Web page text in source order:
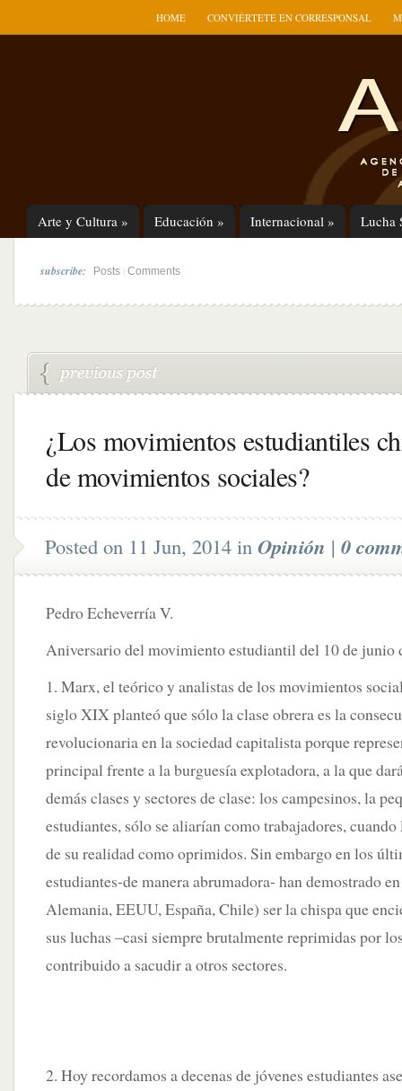
HOME CONVIÉRTETE EN CORRESPONSAL
Arte y Cultura » Educación » Internacional » Lucha
subscribe: Posts Comments
¿Los movimientos estudiantiles
de movimientos sociales?
Posted on 11 Jun, 2014 in Opinión | 0
Pedro Echeverría V.
Aniversario del movimiento estudiantil del 10 de junio
1. Marx, el teórico y analistas de los movimientos
siglo XIX planteó que sólo la clase obrera es la
revolucionaria en la sociedad capitalista porque
principal frente a la burguesía explotadora, a la que
demás clases y sectores de clase: los campesinos, la
estudiantes, sólo se aliarían como trabajadores,
de su realidad como oprimidos. Sin embargo en los
estudiantes-de manera abrumadora- han demostrado
Alemania, EEUU, España, Chile) ser la chispa que
sus luchas –casi siempre brutalmente reprimidas por
contribuido a sacudir a otros sectores.
2. Hoy recordamos a decenas de jóvenes estudiantes